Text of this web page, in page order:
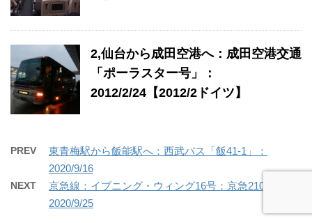
2,仙台から成田空港へ：成田空港交通
「ポーラスター号」：
2012/2/24【2012/2ドイツ】
PREV
東青梅駅から飯能駅へ：西武バス「飯41-1」：
2020/9/16
NEXT
京急線：イブニング・ウィング16号：京急2100形：
2020/9/25